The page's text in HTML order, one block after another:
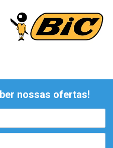
nossas ofertas!